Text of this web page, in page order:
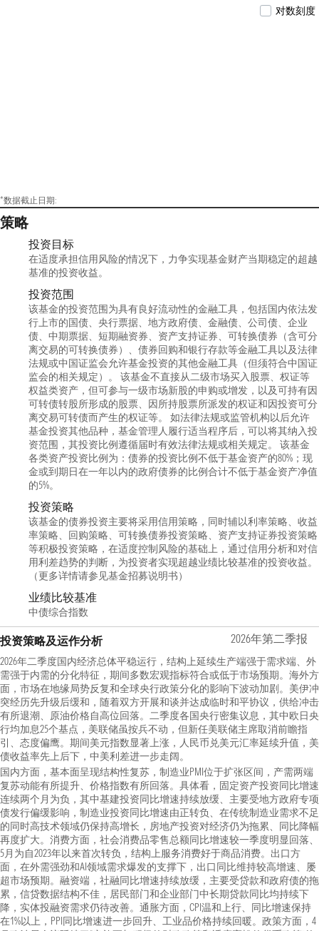
对数刻度
*数据截止日期:
策略
投资目标
在适度承担信用风险的情况下，力争实现基金财产当期稳定的超越
基准的投资收益。
投资范围
该基金的投资范围为具有良好流动性的金融工具，包括国内依法发
行上市的国债、央行票据、地方政府债、金融债、公司债、企业
债、中期票据、短期融资券、资产支持证券、可转换债券（含可分
离交易的可转换债券）、债券回购和银行存款等金融工具以及法律
法规或中国证监会允许基金投资的其他金融工具（但须符合中国证
监会的相关规定）。 该基金不直接从二级市场买入股票、权证等
权益类资产，但可参与一级市场新股的申购或增发，以及可持有因
可转债转股所形成的股票、因所持股票所派发的权证和因投资可分
离交易可转债而产生的权证等。 如法律法规或监管机构以后允许
基金投资其他品种，基金管理人履行适当程序后，可以将其纳入投
资范围，其投资比例遵循届时有效法律法规或相关规定。 该基金
各类资产投资比例为：债券的投资比例不低于基金资产的80%；现
金或到期日在一年以内的政府债券的比例合计不低于基金资产净值
的5%。
投资策略
该基金的债券投资主要将采用信用策略，同时辅以利率策略、收益
率策略、回购策略、可转换债券投资策略、资产支持证券投资策略
等积极投资策略，在适度控制风险的基础上，通过信用分析和对信
用利差趋势的判断，为投资者实现超越业绩比较基准的投资收益。
（更多详情请参见基金招募说明书）
业绩比较基准
中债综合指数
投资策略及运作分析 2026年第二季报
2026年二季度国内经济总体平稳运行，结构上延续生产端强于需求端、外
需强于内需的分化特征，期间多数宏观指标符合或低于市场预期。海外方
面，市场在地缘局势反复和全球央行政策分化的影响下波动加剧。美伊冲
突经历先升级后缓和，随着双方开展和谈并达成临时和平协议，供给冲击
有所退潮、原油价格自高位回落。二季度各国央行密集议息，其中欧日央
行均加息25个基点，美联储虽按兵不动，但新任美联储主席取消前瞻指
引、态度偏鹰。期间美元指数显著上涨，人民币兑美元汇率延续升值，美
债收益率先上后下，中美利差进一步走阔。
国内方面，基本面呈现结构性复苏，制造业PMI位于扩张区间，产需两端
复苏动能有所提升、价格指数有所回落。具体看，固定资产投资同比增速
连续两个月为负，其中基建投资同比增速持续放缓、主要受地方政府专项
债发行偏缓影响，制造业投资同比增速由正转负、在传统制造业需求不足
的同时高技术领域仍保持高增长，房地产投资对经济仍为拖累、同比降幅
再度扩大。消费方面，社会消费品零售总额同比增速较一季度明显回落、
5月为自2023年以来首次转负，结构上服务消费好于商品消费。出口方
面，在外需强劲和AI领域需求爆发的支撑下，出口同比维持较高增速、屡
超市场预期。融资端，社融同比增速持续放缓，主要受贷款和政府债的拖
累，信贷数据结构不佳，居民部门和企业部门中长期贷款同比均持续下
降，实体投融资需求仍待改善。通胀方面，CPI温和上行、同比增速保持
在1%以上，PPI同比增速进一步回升、工业品价格持续回暖。政策方面，4